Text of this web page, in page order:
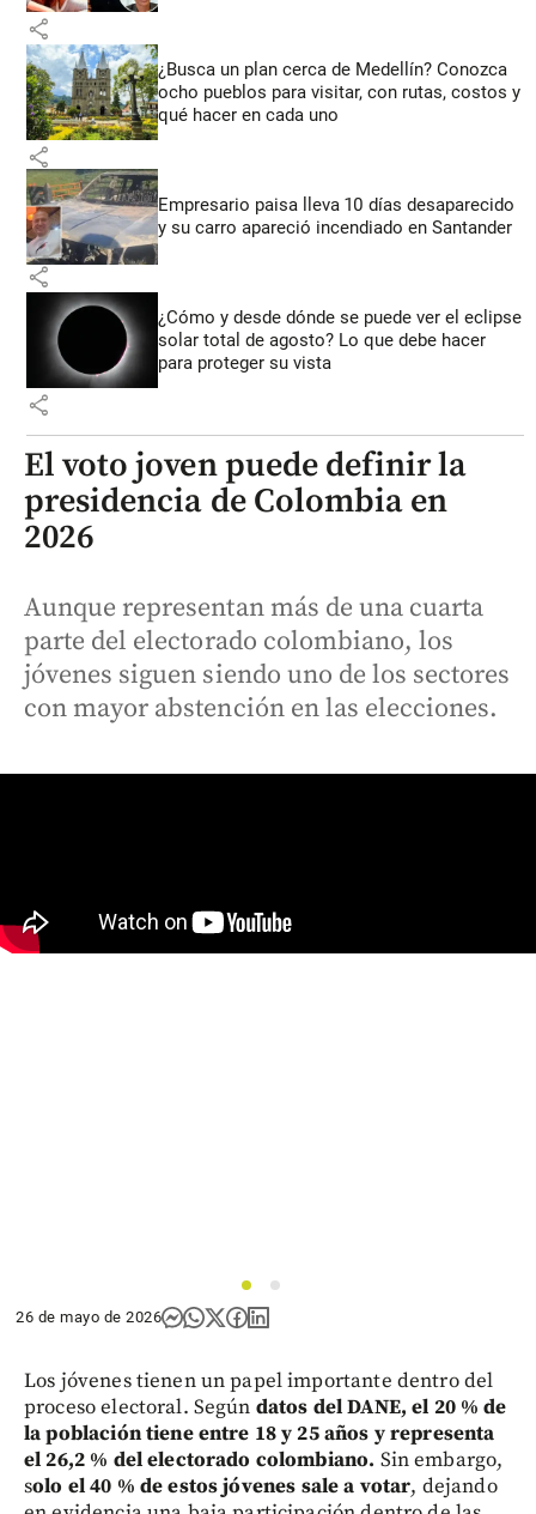
share
¿Busca un plan cerca de Medellín? Conozca
ocho pueblos para visitar, con rutas, costos y
qué hacer en cada uno
share
Empresario paisa lleva 10 días desaparecido
y su carro apareció incendiado en Santander
share
¿Cómo y desde dónde se puede ver el eclipse
solar total de agosto? Lo que debe hacer
para proteger su vista
share
El voto joven puede definir la
presidencia de Colombia en
2026
Aunque representan más de una cuarta
parte del electorado colombiano, los
jóvenes siguen siendo uno de los sectores
con mayor abstención en las elecciones.
1
2
26 de mayo de 2026
Los jóvenes tienen un papel importante dentro del
proceso electoral. Según datos del DANE, el 20 % de
la población tiene entre 18 y 25 años y representa
el 26,2 % del electorado colombiano. Sin embargo,
solo el 40 % de estos jóvenes sale a votar, dejando